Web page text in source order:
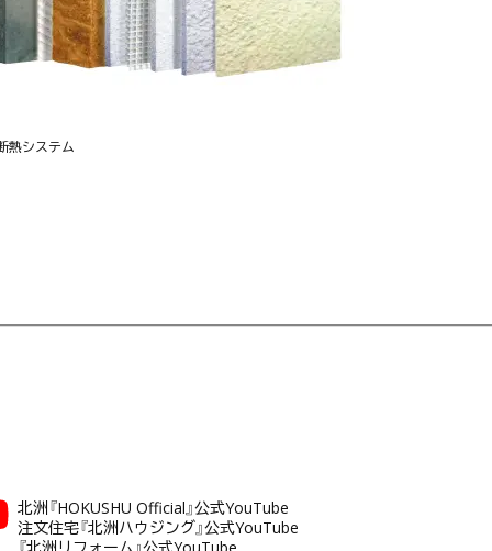
熱システム
北洲『HOKUSHU Official』公式YouTube
注文住宅『北洲ハウジング』公式YouTube